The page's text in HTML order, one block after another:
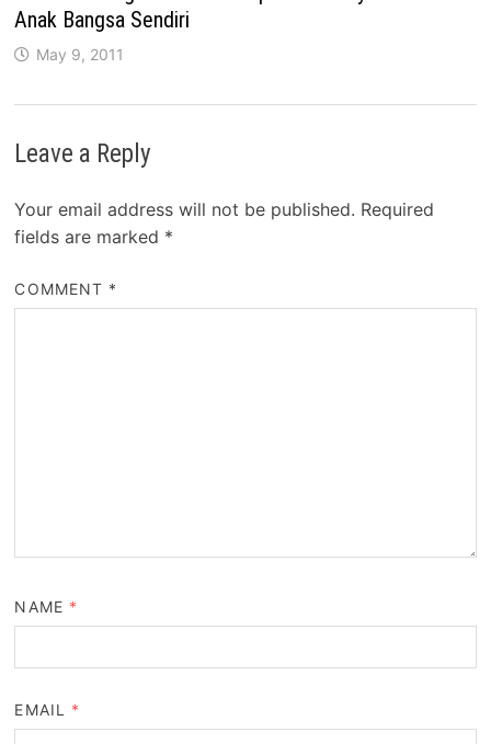
Anak Bangsa Sendiri
May 9, 2011
Leave a Reply
Your email address will not be published. Required
fields are marked *
COMMENT *
NAME *
EMAIL *